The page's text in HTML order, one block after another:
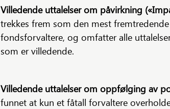
Villedende uttalelser om påvirkning
trekkes frem som den mest
fondsforvaltere, og omfatter alle
som er villedende.
Villedende uttalelser om oppfølging av
funnet at kun et fåtall forvaltere